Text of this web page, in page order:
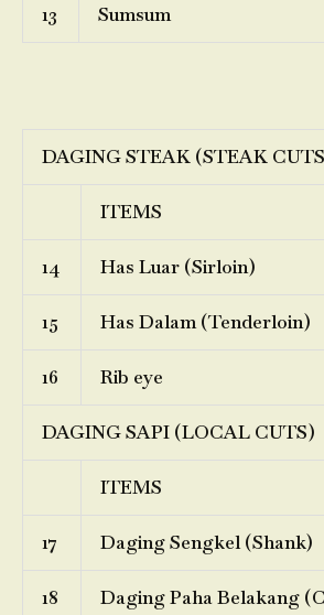
13 Sumsum
DAGING STEAK (STEAK
ITEMS
14 Has Luar (Sirloin)
15 Has Dalam (Tenderloin)
16 Rib eye
DAGING SAPI (LOCAL CUTS)
ITEMS
17 Daging Sengkel (Shank)
18 Daging Paha Belakang